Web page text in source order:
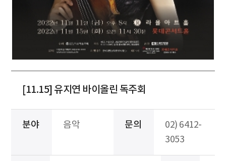
[11.15] 유지연 바이올린 독주회
분야 음악 문의
02) 6412-
3053